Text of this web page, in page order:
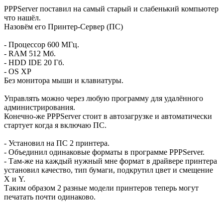
PPPServer поставил на самый старый и слабенький компьютер
что нашёл.
Назовём его Принтер-Сервер (ПС)
- Процессор 600 МГц.
- RAM 512 Мб.
- HDD IDE 20 Гб.
- OS XP
Без монитора мыши и клавиатуры.
Управлять можно через любую программу для удалённого
администрирования.
Конечно-же PPPServer стоит в автозагрузке и автоматически
стартует когда я включаю ПС.
- Установил на ПС 2 принтера.
- Объединил одинаковые форматы в программе PPPServer.
- Там-же на каждый нужный мне формат в драйвере принтера
установил качество, тип бумаги, подкрутил цвет и смещение
X и Y.
Таким образом 2 разные модели принтеров теперь могут
печатать почти одинаково.